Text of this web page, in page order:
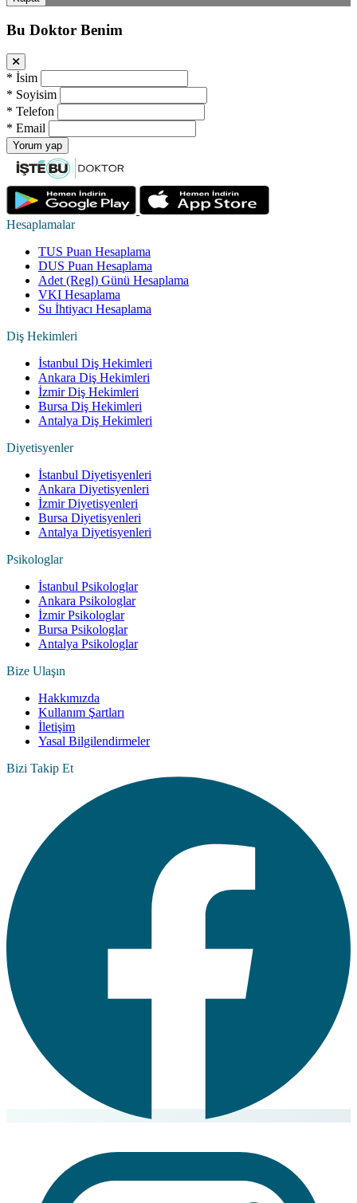
Bu Doktor Benim
* İsim
* Soyisim
* Telefon
* Email
Yorum yap
Hesaplamalar
TUS Puan Hesaplama
DUS Puan Hesaplama
Adet (Regl) Günü Hesaplama
VKI Hesaplama
Su İhtiyacı Hesaplama
Diş Hekimleri
İstanbul Diş Hekimleri
Ankara Diş Hekimleri
İzmir Diş Hekimleri
Bursa Diş Hekimleri
Antalya Diş Hekimleri
Diyetisyenler
İstanbul Diyetisyenleri
Ankara Diyetisyenleri
İzmir Diyetisyenleri
Bursa Diyetisyenleri
Antalya Diyetisyenleri
Psikologlar
İstanbul Psikologlar
Ankara Psikologlar
İzmir Psikologlar
Bursa Psikologlar
Antalya Psikologlar
Bize Ulaşın
Hakkımızda
Kullanım Şartları
İletişim
Yasal Bilgilendirmeler
Bizi Takip Et